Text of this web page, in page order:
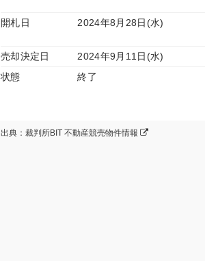
開札日
2024年8月28日(水)
売却決定日
2024年9月11日(水)
状態
終了
出典：裁判所BIT 不動産競売物件情報